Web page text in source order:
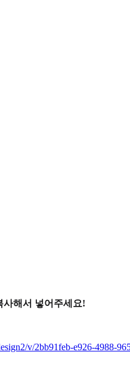
사해서 넣어주세요!
v/2bb91feb-e926-4988-